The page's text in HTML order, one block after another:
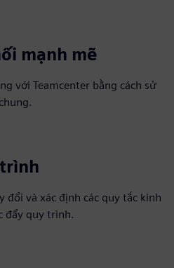
mạnh mẽ
với Teamcenter bằng cách sử
đổi và xác định các quy tắc kinh
đẩy quy trình.